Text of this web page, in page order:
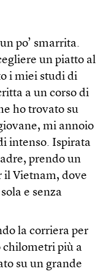
po’ smarrita.
un piatto al
i miei studi di
a un corso di
ho trovato su
mi annoio
intenso. Ispirata
prendo un
il Vietnam, dove
e senza
la corriera per
chilometri più a
su un grande